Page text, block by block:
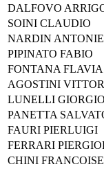
DALFOVO
SOINI CLAUDIO
NARDIN
PIPINATO FABIO
FONTANA FLAVIA
AGOSTINI
LUNELLI GIORGIO
PANETTA
FAURI PIERLUIGI
FERRARI
CHINI FRANCOISE